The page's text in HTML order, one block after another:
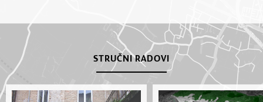
STRUČNI RADOVI